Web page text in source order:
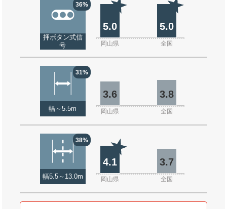
36%
押ボタン式信
号
5.0 5.0
岡山県 全国
31%
幅～5.5m
3.6 3.8
岡山県 全国
38%
幅5.5～13.0m
4.1 3.7
岡山県 全国